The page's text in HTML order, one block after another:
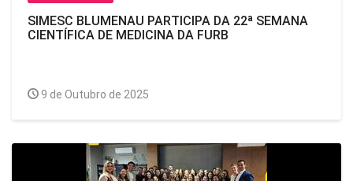
SIMESC BLUMENAU PARTICIPA DA 22ª SEMANA
CIENTÍFICA DE MEDICINA DA FURB
9 de Outubro de 2025